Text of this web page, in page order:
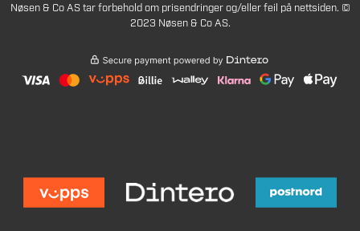
Nøsen & Co AS tar forbehold om prisendringer og/eller feil på nettsiden. ©
2023 Nøsen & Co AS.